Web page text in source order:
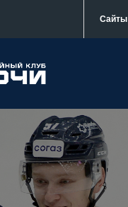
Сайты